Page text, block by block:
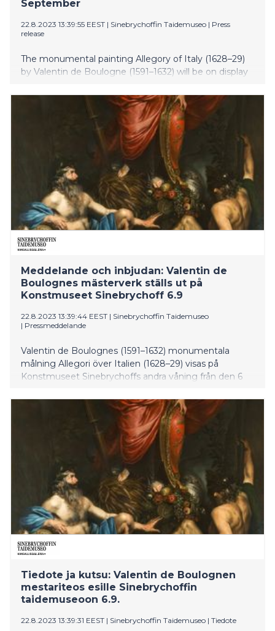
September
22.8.2023 13:39:55 EEST | Sinebrychoffin Taidemuseo | Press
release
The monumental painting Allegory of Italy (1628–29)
by Valentin de Boulogne (1591–1632) will be on display
from 6 September 2023. The work will be deposited at
the Sinebrychoff Art Museum during the renovation
of the Villa Lante, the Finnish Institute in Rome.
Valentin is one of Caravaggio’s (1571–1610) closest
followers. The mini-exhibition will present to the public
the unique historical context of the painting.
Meddelande och inbjudan: Valentin de
Boulognes mästerverk ställs ut på
Konstmuseet Sinebrychoff 6.9
22.8.2023 13:39:44 EEST | Sinebrychoffin Taidemuseo
| Pressmeddelande
Valentin de Boulognes (1591–1632) monumentala
målning Allegori över Italien (1628–29) visas på
Konstmuseet Sinebrychoffs andra våning från den 6
Sinebrychoff under den tid Finlands Rom-institut Villa
Lante renoveras. Valentin hör till Caravaggios (1571–
1610) mest betydande efterföljare. På
miniatyrutställningen presenteras målningens unika
Tiedote ja kutsu: Valentin de Boulognen
mestariteos esille Sinebrychoffin
taidemuseoon 6.9.
22.8.2023 13:39:31 EEST | Sinebrychoffin Taidemuseo | Tiedote